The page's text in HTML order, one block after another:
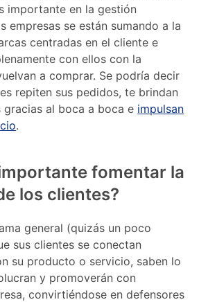
importante en la gestión
empresas se están sumando a la
centradas en el cliente e
con ellos con la
a comprar. Se podría decir
repiten sus pedidos, te brindan
al boca a boca e impulsan
.
fomentar la
los clientes?
general (quizás un poco
sus clientes se conectan
su producto o servicio, saben lo
y promoverán con
convirtiéndose en defensores